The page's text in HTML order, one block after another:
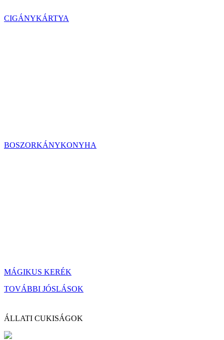
CIGÁNYKÁRTYA
BOSZORKÁNYKONYHA
MÁGIKUS KERÉK
TOVÁBBI JÓSLÁSOK
ÁLLATI CUKISÁGOK